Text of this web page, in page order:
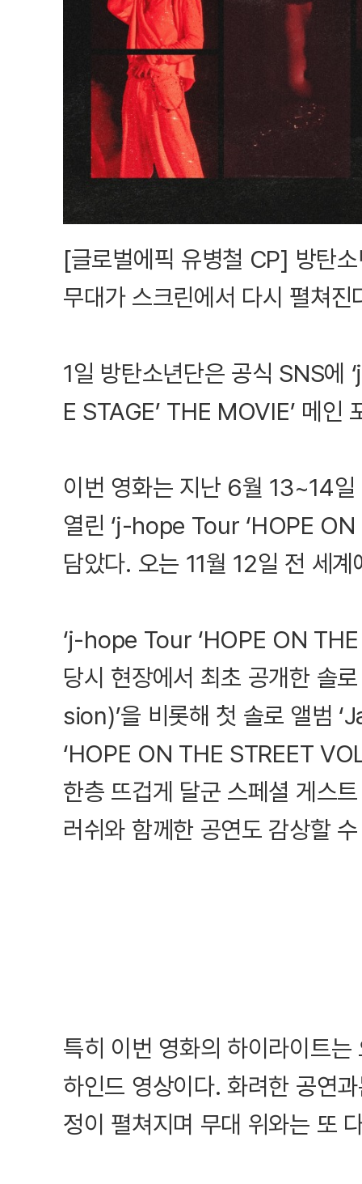
[글로벌에픽 유병철 CP] 방탄
무대가 스크린에서 다시 펼쳐진
1일 방탄소년단은 공식 SNS
E STAGE’ THE MOVIE’ 메인
이번 영화는 지난 6월 13~14
열린 ‘j-hope Tour ‘HOPE ON
담았다. 오는 11월 12일 전 세
‘j-hope Tour ‘HOPE ON THE
당시 현장에서 최초 공개한 솔
sion)’을 비롯해 첫 솔로 앨범
‘HOPE ON THE STREET
한층 뜨겁게 달군 스페셜 게스
러쉬와 함께한 공연도 감상할
특히 이번 영화의 하이라이트
하인드 영상이다. 화려한 공연
정이 펼쳐지며 무대 위와는 또